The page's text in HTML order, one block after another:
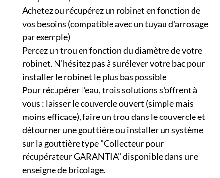
Achetez ou récupérez un robinet en fonction de
vos besoins (compatible avec un tuyau d'arrosage
par exemple)
Percez un trou en fonction du diamètre de votre
robinet. N'hésitez pas à surélever votre bac pour
installer le robinet le plus bas possible
Pour récupérer l'eau, trois solutions s'offrent à
vous : laisser le couvercle ouvert (simple mais
moins efficace), faire un trou dans le couvercle et
détourner une gouttière ou installer un système
sur la gouttière type "Collecteur pour
récupérateur GARANTIA" disponible dans une
enseigne de bricolage.